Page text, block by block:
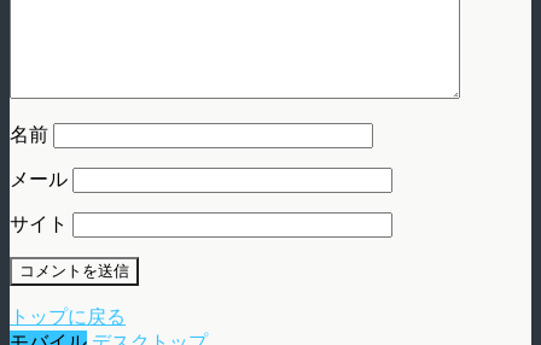
名前
メール
サイト
トップに戻る